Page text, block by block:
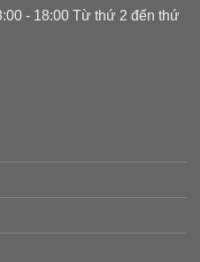
- 18:00 Từ thứ 2 đến thứ